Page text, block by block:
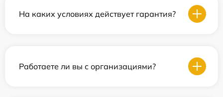
На каких условиях действует гарантия?
Работаете ли вы с организациями?